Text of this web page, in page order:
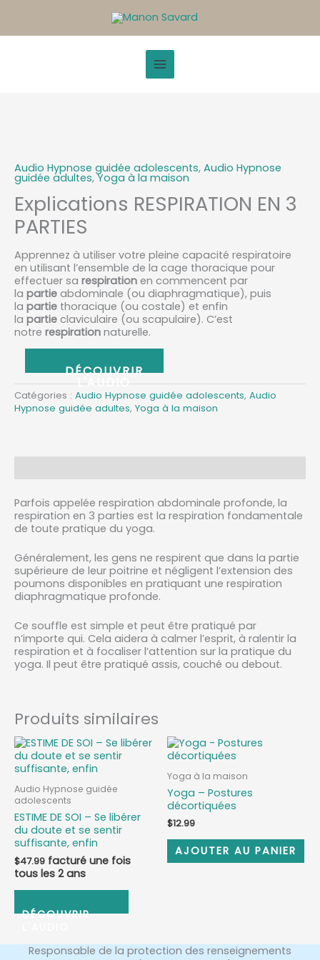
Audio Hypnose guidée adolescents, Audio Hypnose
guidée adultes,Yoga à la maison
Explications RESPIRATION EN 3
PARTIES
Apprennez à utiliser votre pleine capacité respiratoire
en utilisant l’ensemble de la cage thoracique pour
effectuer sa respiration en commencent par
la partie abdominale (ou diaphragmatique), puis
la partie thoracique (ou costale) et enfin
la partie claviculaire (ou scapulaire). C’est
notre respiration naturelle.
Explications
RESPIRATION
EN
3
PARTIES
ABONNEZ-VOUS
Catégories : Audio Hypnose guidée adolescents, Audio
Hypnose guidée adultes, Yoga à la maison
Parfois appelée respiration abdominale profonde, la
respiration en 3 parties est la respiration fondamentale
de toute pratique du yoga.
Généralement, les gens ne respirent que dans la partie
supérieure de leur poitrine et négligent l’extension des
poumons disponibles en pratiquant une respiration
diaphragmatique profonde.
Ce souffle est simple et peut être pratiqué par
n’importe qui. Cela aidera à calmer l’esprit, à ralentir la
respiration et à focaliser l’attention sur la pratique du
yoga. Il peut être pratiqué assis, couché ou debout.
Produits similaires
Audio Hypnose guidée
adolescents
ESTIME DE SOI – Se libérer
du doute et se sentir
suffisante, enfin
$47.99
Yoga à la maison
Yoga – Postures
décortiquées
$12.99
AJOUTER AU PANIER
Responsable de la protection des renseignements